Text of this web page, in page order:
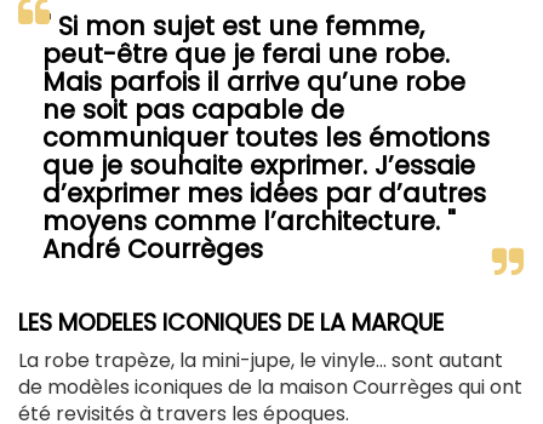
" Si mon sujet est une femme,
peut-être que je ferai une robe.
Mais parfois il arrive qu’une robe
ne soit pas capable de
communiquer toutes les émotions
que je souhaite exprimer. J’essaie
d’exprimer mes idées par d’autres
moyens comme l’architecture. "
André Courrèges
LES MODELES ICONIQUES DE LA MARQUE
La robe trapèze, la mini-jupe, le vinyle... sont autant
de modèles iconiques de la maison Courrèges qui ont
été revisités à travers les époques.